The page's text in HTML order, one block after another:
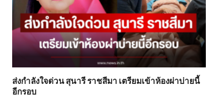
ส่งกำลังใจด่วน สุนารี ราชสีมา เตรียมเข้าห้องผ่าบ่ายนี้
อีกรอบ